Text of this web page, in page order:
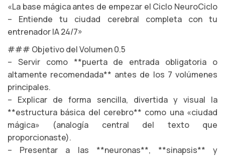
«La base mágica antes de empezar el Ciclo NeuroCiclo
– Entiende tu ciudad cerebral completa con tu
entrenador IA 24/7»
### Objetivo del Volumen 0.5
– Servir como **puerta de entrada obligatoria o
altamente recomendada** antes de los 7 volúmenes
principales.
– Explicar de forma sencilla, divertida y visual la
**estructura básica del cerebro** como una «ciudad
mágica» (analogía central del texto que
proporcionaste).
– Presentar a las **neuronas**, **sinapsis** y